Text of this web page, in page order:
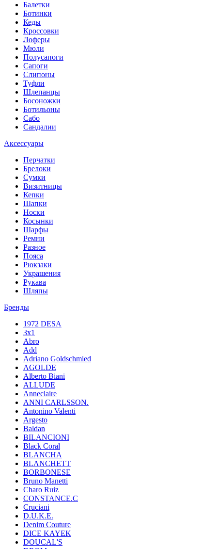
Балетки
Ботинки
Кеды
Кроссовки
Лоферы
Мюли
Полусапоги
Сапоги
Слипоны
Туфли
Шлепанцы
Босоножки
Ботильоны
Сабо
Сандалии
Аксессуары
Перчатки
Брелоки
Сумки
Визитницы
Кепки
Шапки
Носки
Косынки
Шарфы
Ремни
Разное
Пояса
Рюкзаки
Украшения
Рукава
Шляпы
Бренды
1972 DESA
3x1
Abro
Add
Adriano Goldschmied
AGOLDE
Alberto Biani
ALLUDE
Anneclaire
ANNI CARLSSON.
Antonino Valenti
Argesto
Baldan
BILANCIONI
Black Coral
BLANCHA
BLANCHETT
BORBONESE
Bruno Manetti
Charo Ruiz
CONSTANCE.C
Cruciani
D.U.K.E.
Denim Couture
DICE KAYEK
DOUCAL'S